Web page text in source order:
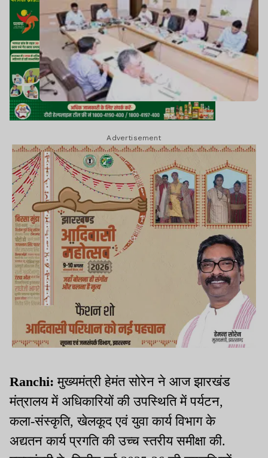
Advertisement
Ranchi: मुख्यमंत्री हेमंत सोरेन ने आज झारखंड
मंत्रालय में अधिकारियों की उपस्थिति में पर्यटन,
कला-संस्कृति, खेलकूद एवं युवा कार्य विभाग के
अद्यतन कार्य प्रगति की उच्च स्तरीय समीक्षा की.